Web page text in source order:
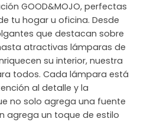
GOOD&MOJO, perfectas
tu hogar u oficina. Desde
que destacan sobre
atractivas lámparas de
su interior, nuestra
todos. Cada lámpara está
al detalle y la
no solo agrega una fuente
agrega un toque de estilo